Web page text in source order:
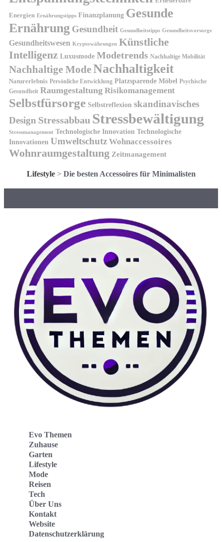
Energien Ernährungstipps Finanzplanung Gesunde
Ernährung Gesundheit Gesundheitstipps Gesundheitsvorsorge
Gesundheitswesen Kryptowährungen Künstliche
Intelligenz Luxusmode Modetrends Nachhaltige Mobilität
Nachhaltige ModeNachhaltigkeit
Naturerlebnis Persönliche Entwicklung Platzsparende Möbel Psychische
Gesundheit Raumgestaltung Risikomanagement
Selbstfürsorge Selbstreflexion skandinavisches
Design Stressabbau Stressbewältigung
Stressmanagement Technologische Innovation Technologische
Innovationen Umweltschutz Wohnaccessoires
Wohnraumgestaltung Zeitmanagement
Lifestyle> Die besten Accessoires für Minimalisten
Evo Themen
Zuhause
Garten
Lifestyle
Mode
Reisen
Tech
Über Uns
Kontakt
Website
Datenschutzerklärung